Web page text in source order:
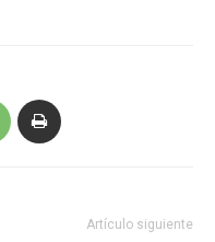
Artículo siguiente